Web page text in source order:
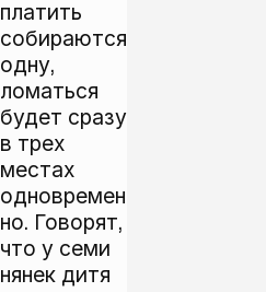
платить
собираются
одну,
ломаться
будет сразу
в трех
местах
одновремен
но. Говорят,
что у семи
нянек дитя